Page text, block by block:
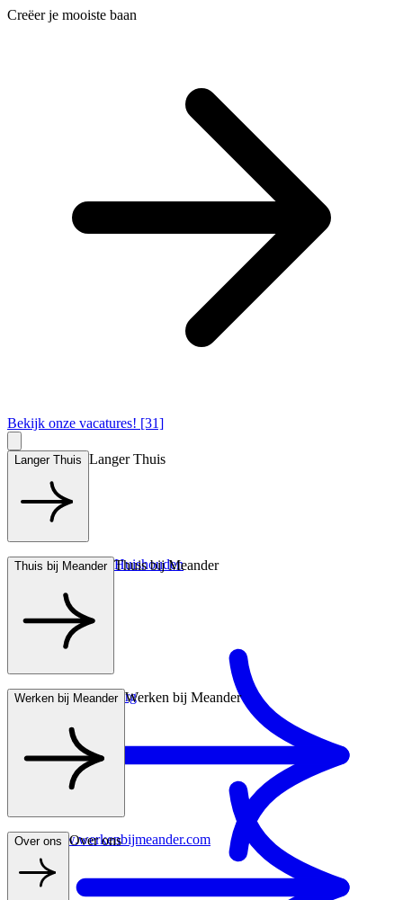
Creëer je mooiste baan
Bekijk onze vacatures! [31]
Langer Thuis Langer Thuis
Hulp bij het Huishouden
Thuis bij Meander Thuis bij Meander
Wonen met zorg
Werken bij Meander Werken bij Meander
www.werkenbijmeander.com
Over ons Over ons